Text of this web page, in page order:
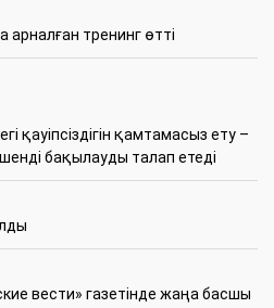
арналған тренинг өтті
қауіпсіздігін қамтамасыз ету –
бақылауды талап етеді
вести» газетінде жаңа басшы